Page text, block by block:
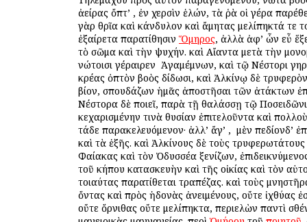
ἀείρας ὄπτ’ , ἐν χερσὶν ἑλών, τὰ ῥὰ οἱ γέρα
γὰρ θρῖα καὶ κάνδυλον καὶ ἄμητας μελίπηκτά τε
ἐξαίρετα παρατίθησιν Ὅμηρος, ἀλλὰ ἀφ’ ὧν εὖ
τὸ σῶμα καὶ τὴν ψυχήν. καὶ Αἴαντα μετὰ τὴν
νώτοισι γέραιρεν ὁ Ἀγαμέμνων, καὶ τῷ Νέστορι
κρέας ὀπτὸν βοὸς δίδωσι, καὶ Ἀλκίνῳ δὲ
βίον, σπουδάζων ἡμᾶς ἀποστῆσαι τῶν ἀτάκτων
Νέστορα δὲ ποιεῖ, παρὰ τῇ θαλάσσῃ τῷ Ποσειδῶνι
κεχαρισμένην τινὰ θυσίαν ἐπιτελοῦντα καὶ
τάδε παρακελευόμενον· ἀλλ’ ἄγ’ , ὁ μὲν πεδίονδ’
καὶ τὰ ἑξῆς. καὶ Ἀλκίνους δὲ τοὺς
Φαίακας καὶ τὸν Ὀδυσσέα ξενίζων,
τοῦ κήπου κατασκευὴν καὶ τῆς οἰκίας καὶ τὸν
τοιαύτας παρατίθεται τραπέζας. καὶ τοὺς
ὄντας καὶ πρὸς ἡδονὰς ἀνειμένους, οὔτε ἰχθύας
οὔτε ὄρνιθας οὔτε μελίπηκτα, περιελὼν παντὶ